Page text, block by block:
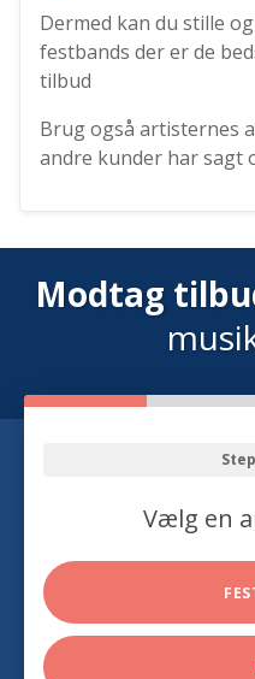
Dermed kan du stille
festbands der er de
tilbud
Brug også artisternes
andre kunder har
Modtag
Vælg en